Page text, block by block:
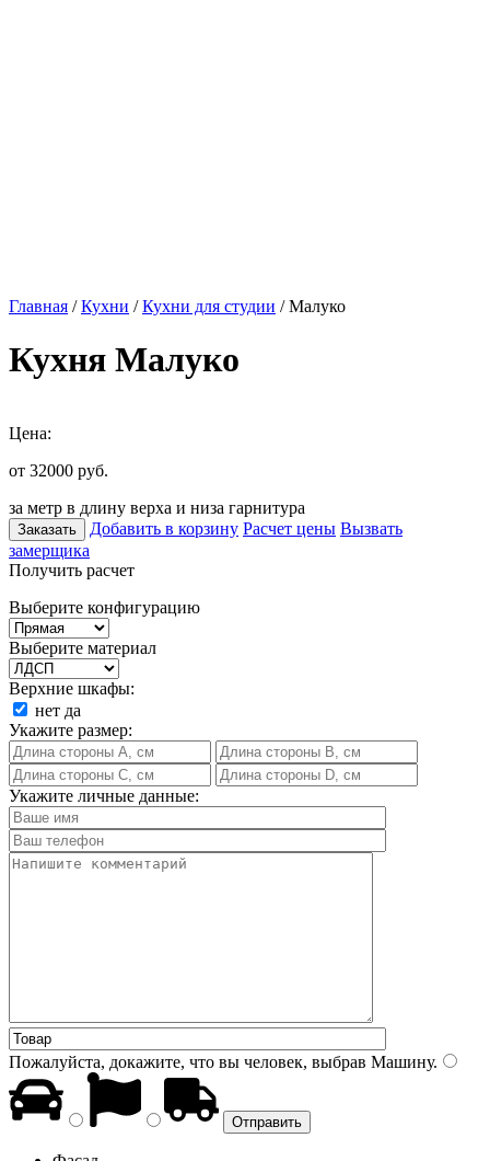
Главная /Кухни /Кухни для студии / Малуко
Кухня Малуко
Цена:
от 32000 руб.
за метр в длину верха и низа гарнитура
Заказать Добавить в корзину Расчет цены Вызвать
замерщика
Получить расчет
Выберите конфигурацию
Выберите материал
Верхние шкафы:
нет да
Укажите размер:
Укажите личные данные:
Пожалуйста, докажите, что вы человек, выбрав Машину.